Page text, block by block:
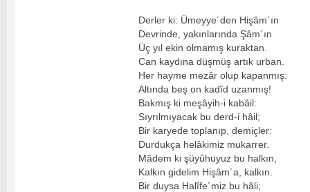
Derler ki: Ümeyye´den Hişâm´ın
Devrinde, yakınlarında Şâm´ın
Üç yıl ekin olmamış kuraktan.
Can kaydına düşmüş artık urban.
Her hayme mezâr olup kapanmış:
Altında beş on kadîd uzanmış!
Bakmış ki meşâyih-i kabâil:
Sıyrılmıyacak bu derd-i hâil;
Bir karyede toplanıp, demiçler:
Durdukça helâkimiz mukarrer.
Mâdem ki şüyûhuyuz bu halkın,
Kalkın gidelim Hişâm´a, kalkın.
Bir duysa Halîfe´miz bu hâli;